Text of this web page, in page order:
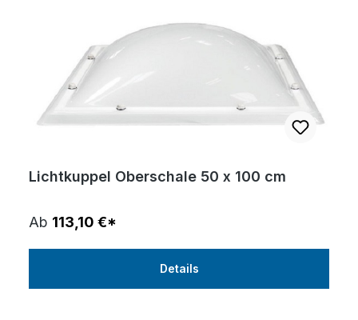
Lichtkuppel Oberschale 50 x 100 cm
Ab 113,10 €*
Details